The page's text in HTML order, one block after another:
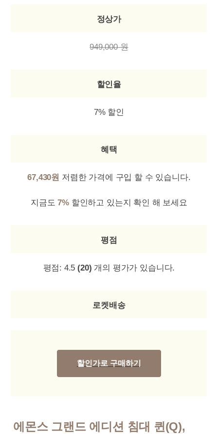
정상가
949,000 원
할인율
7% 할인
혜택
67,430원 저렴한 가격에 구입 할 수 있습니다.
지금도7%할인하고 있는지 확인 해 보세요
평점
평점: 4.5 (20) 개의 평가가 있습니다.
로켓배송
할인가로 구매하기
에몬스 그랜드 에디션 침대 퀸(Q),